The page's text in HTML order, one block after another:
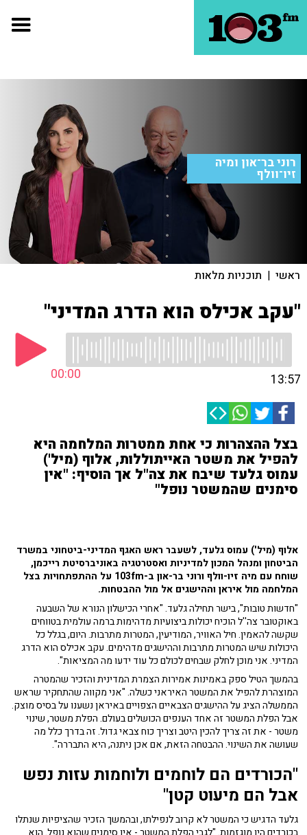
רוני בר־און ומיה
זיו־וולף
ראשי | תוכניות מלאות
"עקב אכילס הוא הדרג המדיני"
00:00 13:57
בצל ההצהרות כי אחת ממטרות המלחמה היא
להפיל את משטר האייתוללות, אלוף (מיל')
עמוס גלעד שיבח את צה"ל אך הוסיף: "אין
סימנים שהמשטר נופל"
אלוף (מיל') עמוס גלעד, לשעבר ראש האגף המדיני-ביטחוני במשרד
הביטחון ומנהל המכון למדיניות ואסטרטגיה באוניברסיטת רייכמן,
שוחח עם מיה זיו-וולף ורוני בר-און ב-103fm על ההתפתחויות בצל
המלחמה מול איראן וההישגים אל מול ההבטחות.
"חדשות טובות", בישר תחילה גלעד. "אחרי הכישלון הנורא של השבעה
באוקטובר צה''ל הוכיח יכולות ביצועיות מדהימות ברמה עולמית בטווחים
שקשה להאמין. חיל האוויר, המודיעין, המטרות מתרבות. היום, בגלל כל
היכולות שיש המטרות מתרבות וההישגים מדהימים. עקב אכילס הוא הדרג
המדיני. אני מוכן לחלק שבחים לכולם כל עוד ידעו מה המציאות".
בהמשך הטיל ספק באמינות אמירות הצמרת המדינית והזכיר שהמטרה
המוצהרת להפיל את המשטר האיראני כשלה. "אני מקווה שהתחקיר שראש
הממשלה הציג על ההישגים הצבאיים הצפויים באיראן נשענו על בסיס מוצק.
אבל הפלת המשטר זה אחד הענפים הכושלים בעולם. הפלת משטר, שינוי
משטר - את זה צריך להכין היטב וצריך כוח צבאי גדול. זה בדרך כלל מה
שעושה את השינוי. ההבטחה הזאת, אם אכן ניתנה, היא התבררה".
"הכורדים הם לוחמים ולוחמות עזות נפש
אבל הם מיעוט קטן"
גלעד הדגיש כי המשטר לא קרוב לנפילתו, ובהמשך הזכיר שהציפיות שנתלו